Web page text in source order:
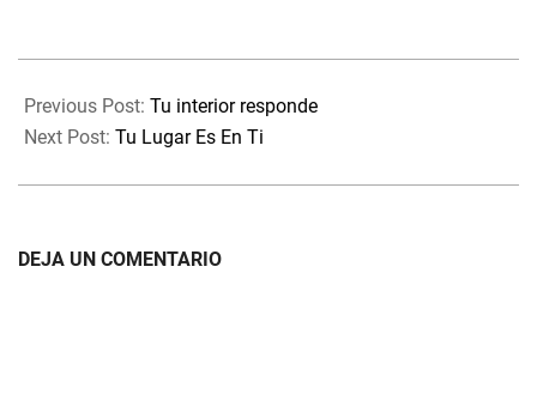
De algunas tengo
otras son la eterna…
10-
30
Previous Post: Tu interior responde
Next Post: Tu Lugar Es En Ti
DEJA UN COMENTARIO